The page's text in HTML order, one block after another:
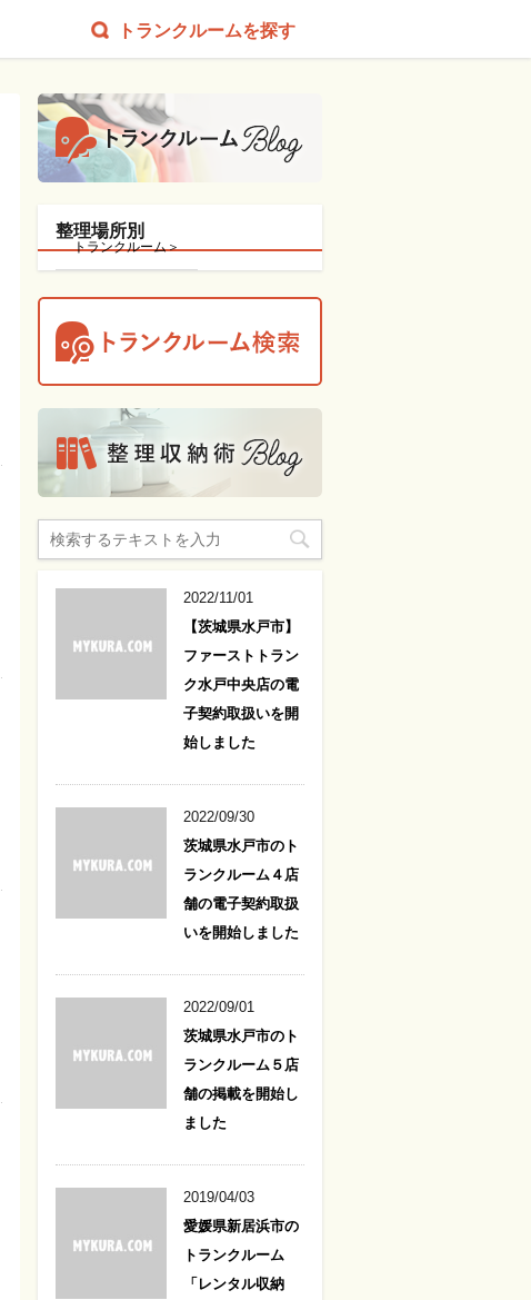
トランクルームを探す
整理場所別
トランクルーム
2022/11/01
【茨城県水戸市】
ファーストトラン
ク水戸中央店の電
子契約取扱いを開
始しました
2022/09/30
茨城県水戸市のト
ランクルーム４店
舗の電子契約取扱
いを開始しました
2022/09/01
茨城県水戸市のト
ランクルーム５店
舗の掲載を開始し
ました
2019/04/03
愛媛県新居浜市の
トランクルーム
「レンタル収納